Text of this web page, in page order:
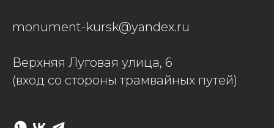
monument-kursk@yandex.ru
Верхняя Луговая улица, 6
(вход со стороны трамвайных путей)